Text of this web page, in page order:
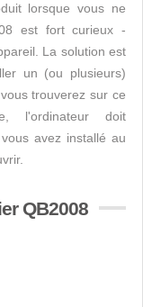
lorsque vous ne
est fort curieux -
La solution est
un (ou plusieurs)
trouverez sur ce
l'ordinateur doit
avez installé au
QB2008